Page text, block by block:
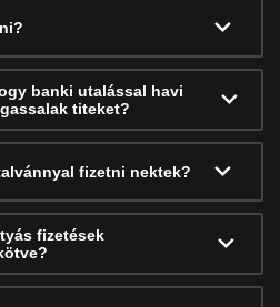
banki utalással havi
titeket?
fizetni nektek?
fizetések